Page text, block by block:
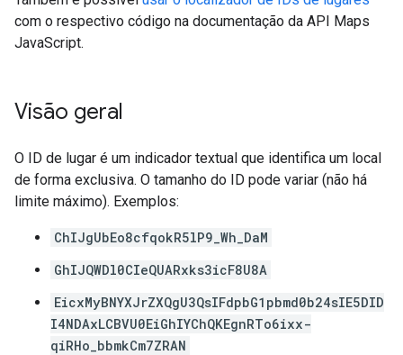
com o respectivo código na documentação da API Maps
JavaScript.
Visão geral
O ID de lugar é um indicador textual que identifica um local
de forma exclusiva. O tamanho do ID pode variar (não há
limite máximo). Exemplos:
ChIJgUbEo8cfqokR5lP9_Wh_DaM
GhIJQWDl0CIeQUARxks3icF8U8A
EicxMyBNYXJrZXQgU3QsIFdpbG1pbmd0b24sIE5DID
I4NDAxLCBVU0EiGhIYChQKEgnRTo6ixx-
qiRHo_bbmkCm7ZRAN